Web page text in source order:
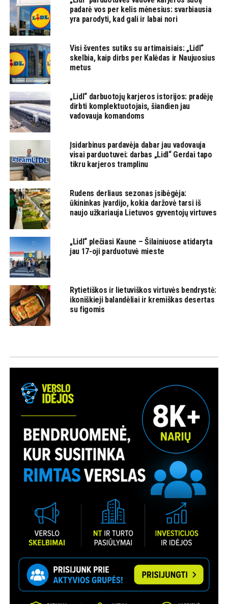
padarė vos per kelis mėnesius: svarbiausia
yra parodyti, kad gali ir labai nori
Visi šventes sutiks su artimaisiais: „Lidl“
skelbia, kaip dirbs per Kalėdas ir Naujuosius
metus
„Lidl“ darbuotojų karjeros istorijos: pradėję
dirbti komplektuotojais, šiandien jau
vadovauja komandoms
Įsidarbinus pardavėja dabar jau vadovauja
visai parduotuvei: darbas „Lidl“ Gerdai tapo
tikru karjeros tramplinu
Rudens derliaus sezonas įsibėgėja:
ūkininkas įvardijo, kokia daržovė tarsi iš
naujo užkariauja Lietuvos gyventojų virtuves
„Lidl“ plečiasi Kaune – Šilainiuose atidaryta
jau 17-oji parduotuvė mieste
Rytietiškos ir lietuviškos virtuvės bendrystė:
ikoniškieji balandėliai ir kremiškas desertas
su figomis